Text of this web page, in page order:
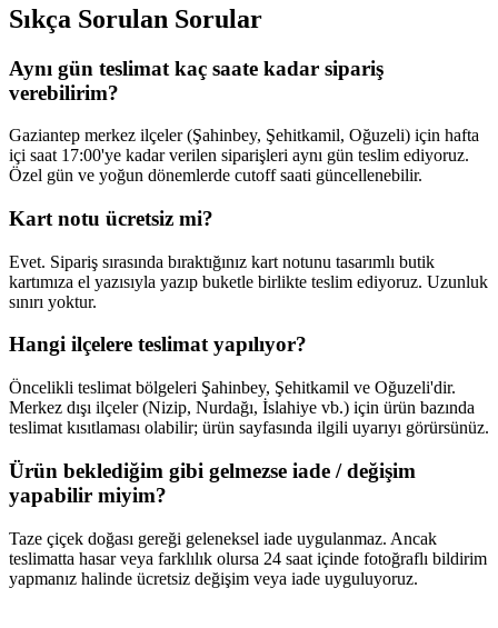
Sıkça Sorulan Sorular
Aynı gün teslimat kaç saate kadar sipariş
verebilirim?
Gaziantep merkez ilçeler (Şahinbey, Şehitkamil, Oğuzeli) için hafta
içi saat 17:00'ye kadar verilen siparişleri aynı gün teslim ediyoruz.
Özel gün ve yoğun dönemlerde cutoff saati güncellenebilir.
Kart notu ücretsiz mi?
Evet. Sipariş sırasında bıraktığınız kart notunu tasarımlı butik
kartımıza el yazısıyla yazıp buketle birlikte teslim ediyoruz. Uzunluk
sınırı yoktur.
Hangi ilçelere teslimat yapılıyor?
Öncelikli teslimat bölgeleri Şahinbey, Şehitkamil ve Oğuzeli'dir.
Merkez dışı ilçeler (Nizip, Nurdağı, İslahiye vb.) için ürün bazında
teslimat kısıtlaması olabilir; ürün sayfasında ilgili uyarıyı görürsünüz.
Ürün beklediğim gibi gelmezse iade / değişim
yapabilir miyim?
Taze çiçek doğası gereği geleneksel iade uygulanmaz. Ancak
teslimatta hasar veya farklılık olursa 24 saat içinde fotoğraflı bildirim
yapmanız halinde ücretsiz değişim veya iade uyguluyoruz.